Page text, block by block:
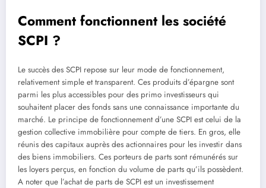
Comment fonctionnent les société
SCPI ?
Le succès des SCPI repose sur leur mode de fonctionnement,
relativement simple et transparent. Ces produits d’épargne sont
parmi les plus accessibles pour des primo investisseurs qui
souhaitent placer des fonds sans une connaissance importante du
marché. Le principe de fonctionnement d’une SCPI est celui de la
gestion collective immobilière pour compte de tiers. En gros, elle
réunis des capitaux auprès des actionnaires pour les investir dans
des biens immobiliers. Ces porteurs de parts sont rémunérés sur
les loyers perçus, en fonction du volume de parts qu’ils possèdent.
A noter que l’achat de parts de SCPI est un investissement